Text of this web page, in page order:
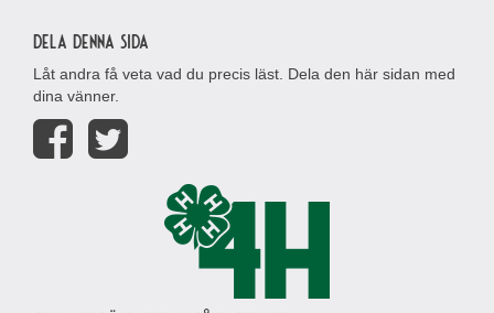
Dela denna sida
Låt andra få veta vad du precis läst. Dela den här sidan med
dina vänner.